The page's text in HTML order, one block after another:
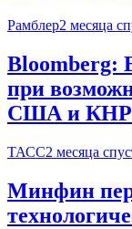
Рамблер2 месяца
Bloomberg:
при
США и КНР
ТАСС2 месяца
Минфин